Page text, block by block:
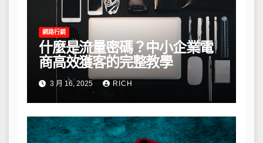
網路行銷
什麼是流量密碼？中小企業電
商高效獲客的完整教學
3 月 16, 2025 RICH